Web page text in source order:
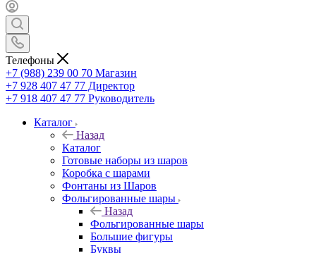
Телефоны
+7 (988) 239 00 70 Магазин
+7 928 407 47 77 Директор
+7 918 407 47 77 Руководитель
Каталог
Назад
Каталог
Готовые наборы из шаров
Коробка с шарами
Фонтаны из Шаров
Фольгированные шары
Назад
Фольгированные шары
Большие фигуры
Буквы